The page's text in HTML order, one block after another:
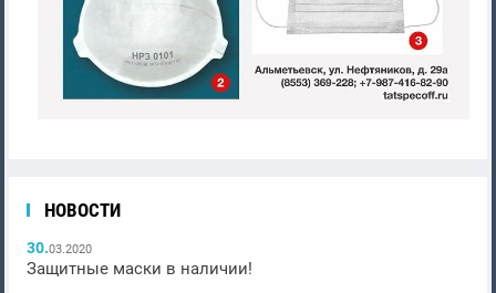
НОВОСТИ
30.03.2020
Защитные маски в наличии!